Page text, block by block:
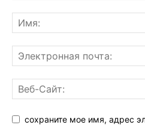
сохраните мое имя, адрес